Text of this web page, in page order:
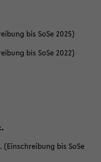
bis SoSe 2025)
bis SoSe 2022)
bis SoSe